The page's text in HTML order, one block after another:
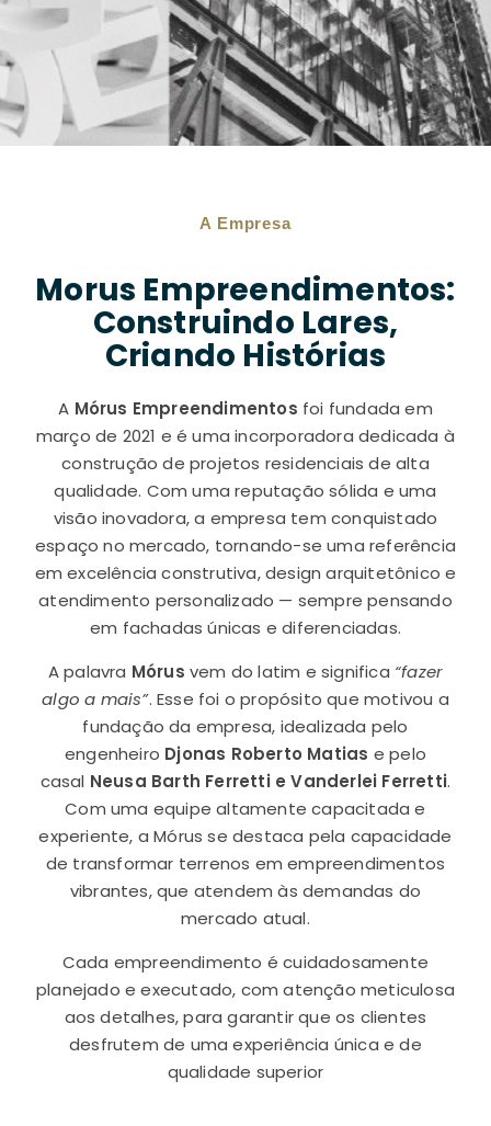
A Empresa
Morus Empreendimentos:
Construindo Lares,
Criando Histórias
A Mórus Empreendimentos foi fundada em
março de 2021 e é uma incorporadora dedicada à
construção de projetos residenciais de alta
qualidade. Com uma reputação sólida e uma
visão inovadora, a empresa tem conquistado
espaço no mercado, tornando-se uma referência
em excelência construtiva, design arquitetônico e
atendimento personalizado — sempre pensando
em fachadas únicas e diferenciadas.
A palavra Mórus vem do latim e significa “fazer
algo a mais”. Esse foi o propósito que motivou a
fundação da empresa, idealizada pelo
engenheiro Djonas Roberto Matias e pelo
casal Neusa Barth Ferretti e Vanderlei Ferretti.
Com uma equipe altamente capacitada e
experiente, a Mórus se destaca pela capacidade
de transformar terrenos em empreendimentos
vibrantes, que atendem às demandas do
mercado atual.
Cada empreendimento é cuidadosamente
planejado e executado, com atenção meticulosa
aos detalhes, para garantir que os clientes
desfrutem de uma experiência única e de
qualidade superior